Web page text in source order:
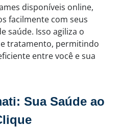
disponíveis online,
facilmente com seus
saúde. Isso agiliza o
tratamento, permitindo
entre você e sua
Sua Saúde ao